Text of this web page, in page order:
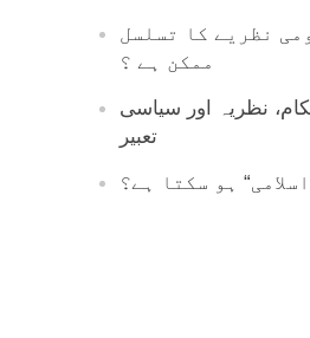
نظریے کا تسلسل
ممکن ہے ؟
نظریہ اور سیاسی
تعبیر
ہو سکتا ہے؟